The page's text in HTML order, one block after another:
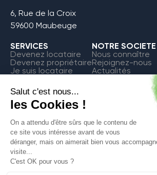
6, Rue de la Croix
59600 Maubeuge
SERVICES
Devenez locataire
Devenez propriétaire
Je suis locataire
NOTRE SOCIETE
Nous connaître
Rejoignez-nous
Actualités
Espace Locataire